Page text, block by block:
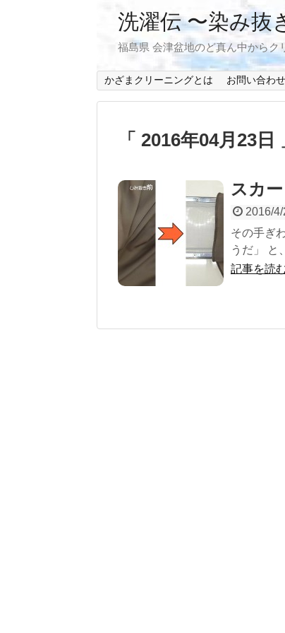
洗濯伝 〜染み抜
福島県 会津盆地のど真ん中からク
かざまクリーニングとは お問い合わせ
「 2016年04月23日
スカ
2016/
その手ぎ
うだ」 と
記事を読